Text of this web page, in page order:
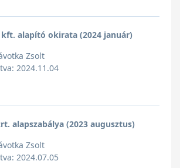
alapító okirata (2024 január)
Zsolt
2024.11.04
alapszabálya (2023 augusztus)
Zsolt
2024.07.05